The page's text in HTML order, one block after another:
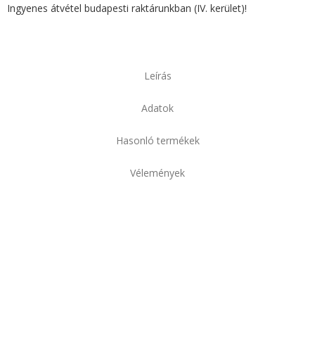
Ingyenes átvétel budapesti raktárunkban (IV. kerület)!
Leírás
Adatok
Hasonló termékek
Vélemények